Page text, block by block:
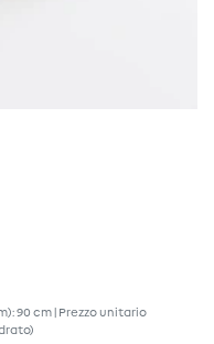
90 cm | Prezzo unitario
)